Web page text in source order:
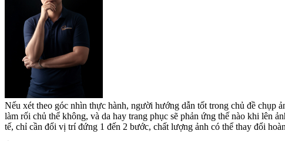
Nếu xét theo góc nhìn thực hành, người hướng dẫn tốt trong chủ đề chụp
làm rối chủ thể không, và da hay trang phục sẽ phản ứng thế nào khi lên
tế, chỉ cần đổi vị trí đứng 1 đến 2 bước, chất lượng ảnh có thể thay đổi